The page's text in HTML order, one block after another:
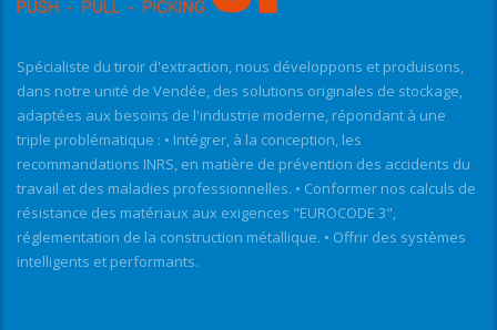
Spécialiste du tiroir d'extraction, nous développons et produisons,
dans notre unité de Vendée, des solutions originales de stockage,
adaptées aux besoins de l'industrie moderne, répondant à une
triple problématique : • Intégrer, à la conception, les
recommandations INRS, en matière de prévention des accidents du
travail et des maladies professionnelles. • Conformer nos calculs de
résistance des matériaux aux exigences "EUROCODE 3",
réglementation de la construction métallique. • Offrir des systèmes
intelligents et performants.